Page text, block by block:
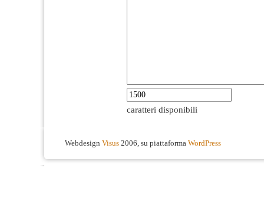
caratteri disponibili
Webdesign Visus 2006, su piattaforma WordPress